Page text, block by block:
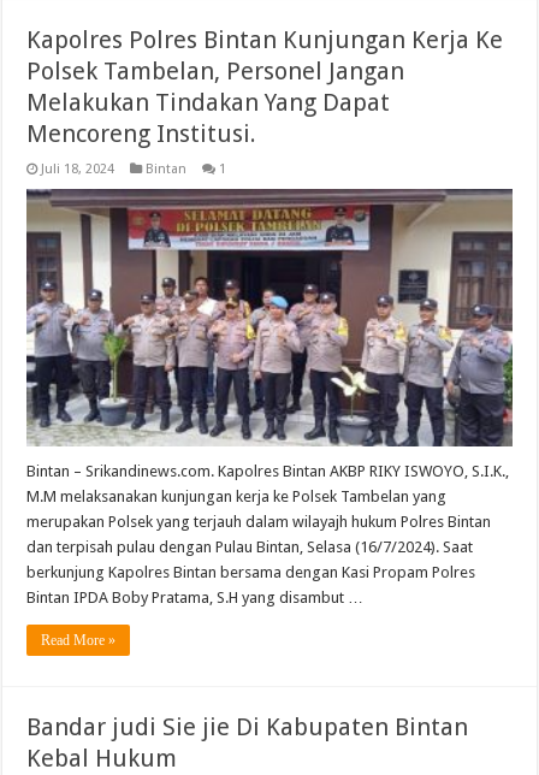
Kapolres Polres Bintan Kunjungan Kerja Ke
Polsek Tambelan, Personel Jangan
Melakukan Tindakan Yang Dapat
Mencoreng Institusi.
Juli 18, 2024 Bintan 1
Bintan – Srikandinews.com. Kapolres Bintan AKBP RIKY ISWOYO, S.I.K.,
M.M melaksanakan kunjungan kerja ke Polsek Tambelan yang
merupakan Polsek yang terjauh dalam wilayajh hukum Polres Bintan
dan terpisah pulau dengan Pulau Bintan, Selasa (16/7/2024). Saat
berkunjung Kapolres Bintan bersama dengan Kasi Propam Polres
Bintan IPDA Boby Pratama, S.H yang disambut …
Read More »
Bandar judi Sie jie Di Kabupaten Bintan
Kebal Hukum